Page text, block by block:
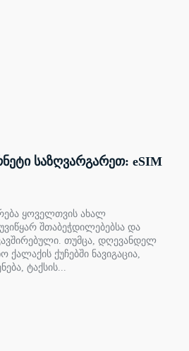
საზღვარგარეთ: eSIM
ყოველთვის ახალ
შთაბეჭდილებებსა და
თუმცა, დღევანდელ
ქუჩებში ნავიგაცია,
ტაქსის...